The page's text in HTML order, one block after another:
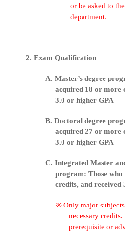
or be asked to
department.
2. Exam Qualification
A. Master’s degree
acquired 18 or more
3.0 or higher GPA
B. Doctoral degree
acquired 27 or more
3.0 or higher GPA
C. Integrated Master
program: Those
credits, and received
※ Only major
necessary
prerequisite or